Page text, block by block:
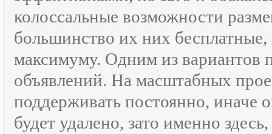
колоссальные возможности
большинство их них
максимуму. Одним из вариантов
объявлений. На масштабных
поддерживать постоянно, иначе
будет удалено, зато именно